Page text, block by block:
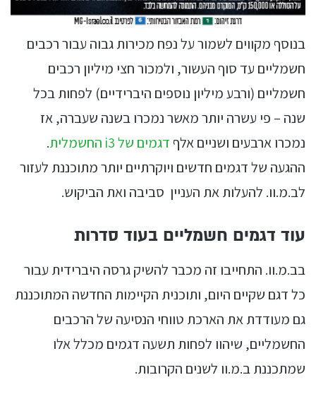
בנוסף מקווים לשמור על נפח מכירות גבוה עבור רכבים
חשמליים עד סוף העשור, ולמכור חצי מיליון רכבים
חשמליים (ורבע מיליון נוספים היברידיים) לפחות בכל
שנה – פי עשרה יותר מאשר נמכרו בשנה שעברה, אז
נמכרו ארבעים ושניים אלףדגמים של i3 החשמלית
.
ההגעה של דגמים חדשים ויוקרתיים יותר מתוכננת לעזור
לב.מ.וו. להעלות את העניין סביבה ואת הביקוש.
עוד דגמים חשמליים בעוד סדרות
בב.מ.וו. התחייבו זה מכבר להשיק גרסה היברידית עבור
כל דגם שקיים היום, ותוכנית הקיימות החדשה המתוכננת
גם מעודדת את הארכת טווחי הנסיעה של הרכבים
החשמליים, שיהוו לפחות תשעה דגמים מכלל אלו
שמתכננת ב.מ.וו לשנים הקרובות.